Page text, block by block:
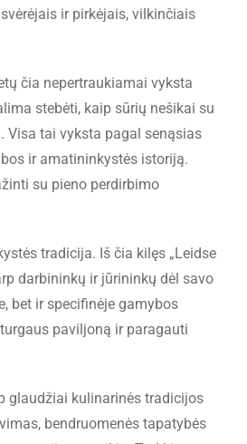
ir pirkėjais, vilkinčiais
čia nepertraukiamai vyksta
stebėti, kaip sūrių nešikai su
Visa tai vyksta pagal senąsias
ir amatininkystės istoriją.
su pieno perdirbimo
tradicija. Iš čia kilęs „Leidse
darbininkų ir jūrininkų dėl savo
bet ir specifinėje gamybos
paviljoną ir paragauti
glaudžiai kulinarinės tradicijos
bendruomenės tapatybės